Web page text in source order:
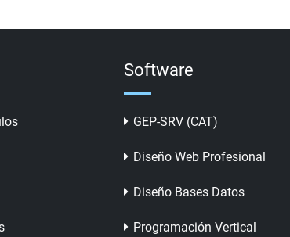
Software
GEP-SRV (CAT)
Diseño Web Profesional
Diseño Bases Datos
Programación Vertical